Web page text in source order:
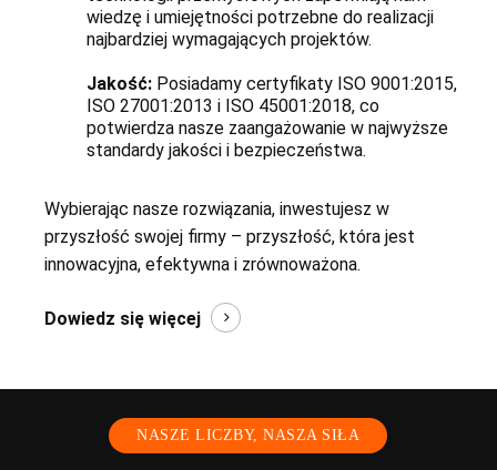
wiedzę i umiejętności potrzebne do realizacji
najbardziej wymagających projektów.
Jakość: Posiadamy certyfikaty ISO 9001:2015,
ISO 27001:2013 i ISO 45001:2018, co
potwierdza nasze zaangażowanie w najwyższe
standardy jakości i bezpieczeństwa.
Wybierając nasze rozwiązania, inwestujesz w
przyszłość swojej firmy – przyszłość, która jest
innowacyjna, efektywna i zrównoważona.
Dowiedz się więcej
NASZE LICZBY, NASZA SIŁA